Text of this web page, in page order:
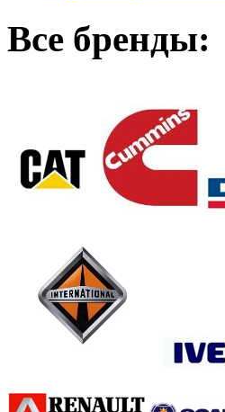
Все бренды: